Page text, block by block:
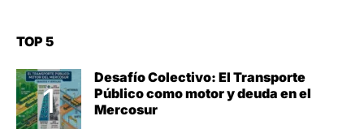
TOP 5
Desafío Colectivo: El Transporte
Público como motor y deuda en el
Mercosur